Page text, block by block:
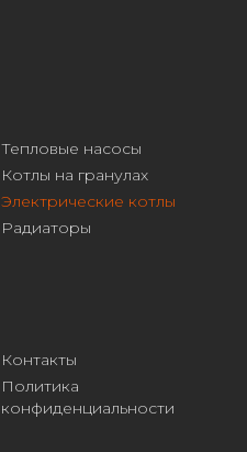
Тепловые насосы
Котлы на гранулах
Электрические котлы
Радиаторы
Контакты
Политика
конфиденциальности